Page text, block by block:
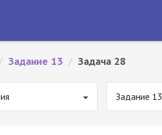
/ Задание 13 / Задача 28
Задание 13